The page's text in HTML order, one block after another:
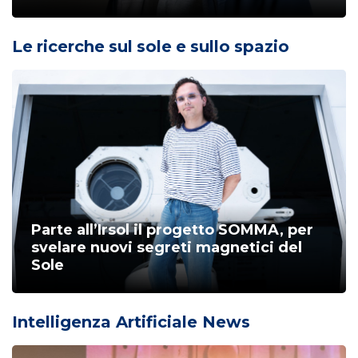
Le ricerche sul sole e sullo spazio
Parte all’Irsol il progetto SOMMA, per
svelare nuovi segreti magnetici del
Sole
Intelligenza Artificiale News